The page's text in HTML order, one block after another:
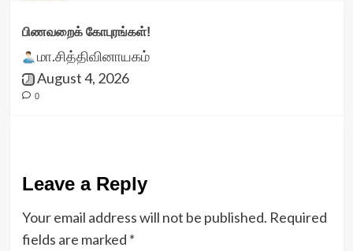
பிணவறைக் கோபுரங்கள்!
மா.சித்திவினாயகம்
August 4, 2026
0
Leave a Reply
Your email address will not be published. Required
fields are marked *